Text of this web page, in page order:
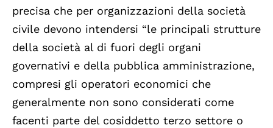
precisa che per organizzazioni della società
civile devono intendersi “le principali strutture
della società al di fuori degli organi
governativi e della pubblica amministrazione,
compresi gli operatori economici che
generalmente non sono considerati come
facenti parte del cosiddetto terzo settore o